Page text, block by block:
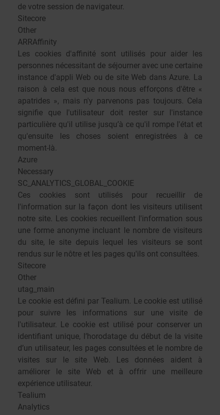
de votre session de navigateur.
Sitecore
Other
ARRAffinity
Les cookies d'affinité sont utilisés pour aider les
personnes nécessitant de séjourner avec une certaine
instance d'appli Web ou de site Web dans Azure. La
raison à cela est que nous nous efforçons d'être «
apatrides », mais n'y parvenons pas toujours. Cela
signifie que l'utilisateur doit rester sur l'instance
particulière qu'il utilise jusqu’à ce qu'il rompe l'état et
qu'ensuite les choses soient enregistrées à ce
moment-là.
Azure
Necessary
SC_ANALYTICS_GLOBAL_COOKIE
Ces cookies sont utilisés pour recueillir de
l'information sur la façon dont les visiteurs utilisent
notre site. Les cookies recueillent l'information sous
une forme anonyme incluant le nombre de visiteurs
du site, le site depuis lequel les visiteurs se sont
rendus sur le nôtre et les pages qu'ils ont consultées.
Sitecore
Other
utag_main
Le cookie est défini par Tealium. Le cookie est utilisé
pour suivre les informations sur une visite de
l'utilisateur. Le cookie est utilisé pour conserver un
identifiant unique, l’horodatage du début de la visite
d’un utilisateur, les pages consultées et le nombre de
visites sur le site Web. Les données aident à
améliorer le site Web et à offrir une meilleure
expérience utilisateur.
Tealium
Analytics